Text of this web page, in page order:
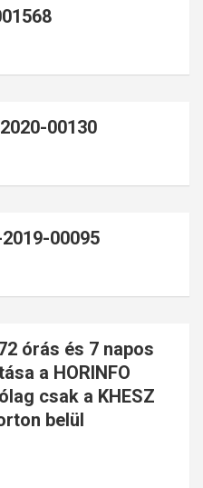
00130
00095
órás és 7 napos
a HORINFO
csak a KHESZ
belül